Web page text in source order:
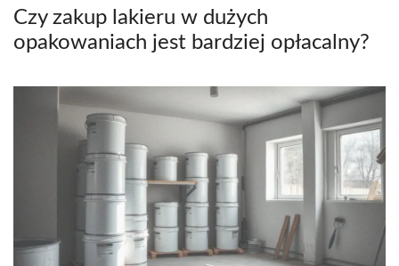
Czy zakup lakieru w dużych
opakowaniach jest bardziej opłacalny?